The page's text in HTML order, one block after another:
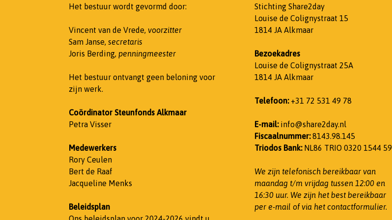
Het bestuur wordt gevormd door:
Vincent van de Vrede, voorzitter
Sam Janse, secretaris
Joris Berding, penningmeester
Het bestuur ontvangt geen beloning voor
zijn werk.
Coördinator Steunfonds Alkmaar
Petra Visser
Medewerkers
Rory Ceulen
Bert de Raaf
Jacqueline Menks
Beleidsplan
Stichting Share2day
Louise de Colignystraat 15
1814 JA Alkmaar
Bezoekadres
Louise de Colignystraat 25A
1814 JA Alkmaar
Telefoon: +31 72 531 49 78
E-mail:info@share2day.nl
Fiscaalnummer:8143.98.145
Triodos Bank:NL86 TRIO 0320 1544 59
We zijn telefonisch bereikbaar van
maandag t/m vrijdag tussen 12:00 en
16:30 uur. We zijn het best bereikbaar
per e-mail of via het contactformulier.